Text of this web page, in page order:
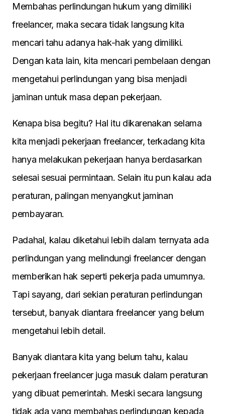
Membahas perlindungan hukum yang dimiliki
freelancer, maka secara tidak langsung kita
mencari tahu adanya hak-hak yang dimiliki.
Dengan kata lain, kita mencari pembelaan dengan
mengetahui perlindungan yang bisa menjadi
jaminan untuk masa depan pekerjaan.
Kenapa bisa begitu? Hal itu dikarenakan selama
kita menjadi pekerjaan freelancer, terkadang kita
hanya melakukan pekerjaan hanya berdasarkan
selesai sesuai permintaan. Selain itu pun kalau ada
peraturan, palingan menyangkut jaminan
pembayaran.
Padahal, kalau diketahui lebih dalam ternyata ada
perlindungan yang melindungi freelancer dengan
memberikan hak seperti pekerja pada umumnya.
Tapi sayang, dari sekian peraturan perlindungan
tersebut, banyak diantara freelancer yang belum
mengetahui lebih detail.
Banyak diantara kita yang belum tahu, kalau
pekerjaan freelancer juga masuk dalam peraturan
yang dibuat pemerintah. Meski secara langsung
tidak ada yang membahas perlindungan kepada